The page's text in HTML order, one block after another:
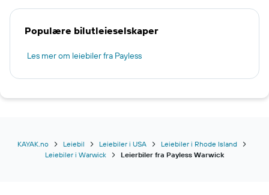
Populære bilutleieselskaper
Les mer om leiebiler fra Payless
KAYAK.no Leiebil Leiebiler i USA
Leiebiler i Rhode Island
Leiebiler i Warwick
Leierbiler fra Payless Warwick